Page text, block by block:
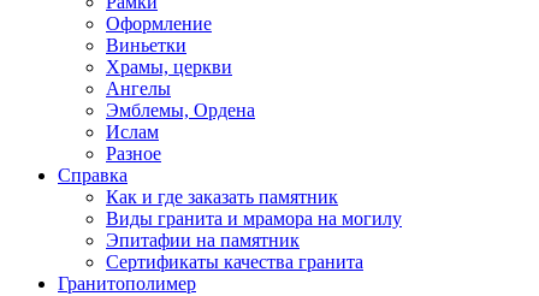
Оформление
Виньетки
Храмы, церкви
Ангелы
Эмблемы, Ордена
Ислам
Разное
Справка
Как и где заказать памятник
Виды гранита и мрамора на могилу
Эпитафии на памятник
Сертификаты качества гранита
Гранитополимер